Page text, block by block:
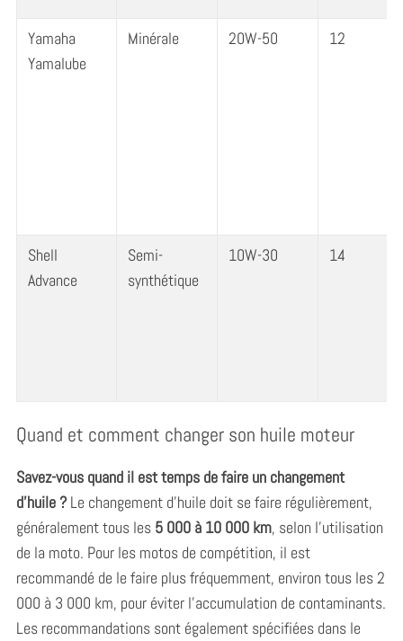
Yamaha
Yamalube
Minérale 20W-50 12
Shell
Advance
Semi-
synthétique
10W-30 14
Quand et comment changer son huile moteur
Savez-vous quand il est temps de faire un changement
d’huile ?Le changement d’huile doit se faire régulièrement,
généralement tous les 5 000 à 10 000 km, selon l’utilisation
de la moto. Pour les motos de compétition, il est
recommandé de le faire plus fréquemment, environ tous les 2
000 à 3 000 km, pour éviter l’accumulation de contaminants.
Les recommandations sont également spécifiées dans le